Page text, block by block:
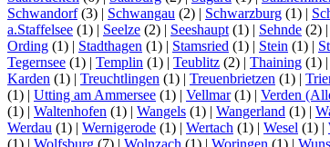
Schwandorf(3) | Schwangau (2) | Schwarzburg (1) |
a.Staffelsee (1) | Seelze (2) | Seeshaupt (1) | Sehnde (2) |
Ording (1) | Stadthagen (1) | Stamsried (1) | Stein (1) |
Tegernsee (1) | Templin (1) | Teublitz (2) | Thaining (1) |
Karden (1) | Treuchtlingen (1) | Treuenbrietzen (1) |
(1) | Utting am Ammersee (1) | Vellmar(1) | Verden
(1) | Waltenhofen (1) | Wangels (1) | Wangerland (1) |
Werdau (1) | Wernigerode (1) | Wertach (1) | Wesel (1) |
(1) | Wolfsburg (7) | Wolnzach (1) | Woringen (1) |